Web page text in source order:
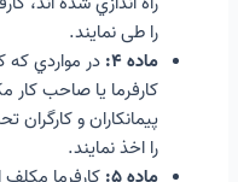
را طی نمایند.
ماده ۴:
در مواردي که
کارفرما یا صاحب کار
پیمانکاران و
را اخذ نمایند.